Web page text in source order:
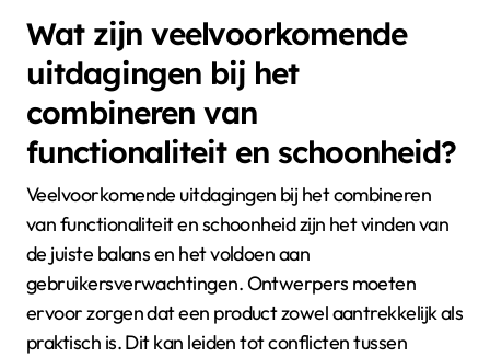
Wat zijn veelvoorkomende
uitdagingen bij het
combineren van
functionaliteit en schoonheid?
Veelvoorkomende uitdagingen bij het combineren
van functionaliteit en schoonheid zijn het vinden van
de juiste balans en het voldoen aan
gebruikersverwachtingen. Ontwerpers moeten
ervoor zorgen dat een product zowel aantrekkelijk als
praktisch is. Dit kan leiden tot conflicten tussen